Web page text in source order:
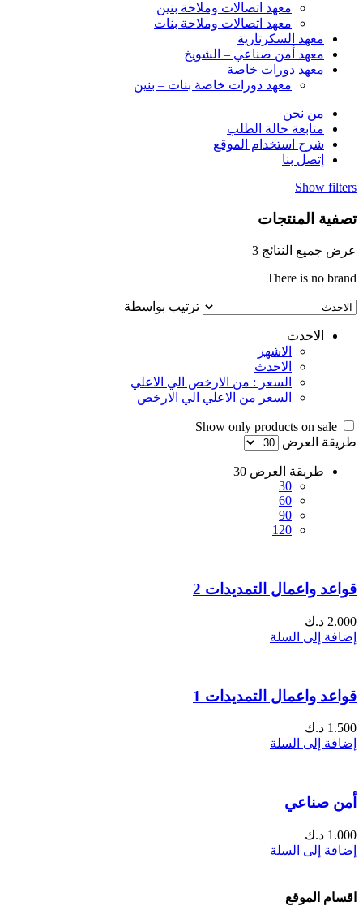
معهد اتصالات وملاحة بنين
معهد اتصالات وملاحة بنات
معهد السكرتارية
معهد أمن صناعي – الشويخ
معهد دورات خاصة
معهد دورات خاصة بنات – بنين
من نحن
متابعة حالة الطلب
شرح استخدام الموقع
إتصل بنا
Show filters
تصفية المنتجات
عرض جميع النتائج 3
There is no brand
ترتيب بواسطة
الاحدث
الاشهر
الاحدث
السعر : من الارخص الي الاعلي
السعر من الاعلي الي الارخص
طريقة العرض
طريقة العرض 30
30
60
90
120
قواعد واعمال التمديدات 2
2.000 د.ك
إضافة إلى السلة
قواعد واعمال التمديدات 1
1.500 د.ك
إضافة إلى السلة
أمن صناعي
1.000 د.ك
إضافة إلى السلة
اقسام الموقع